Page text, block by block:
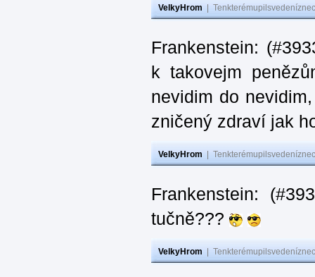
VelkyHrom
Frankenstein:
k takovejm
nevidim do
zničený zdraví jak
VelkyHrom
Frankenstein:
tučně???
VelkyHrom